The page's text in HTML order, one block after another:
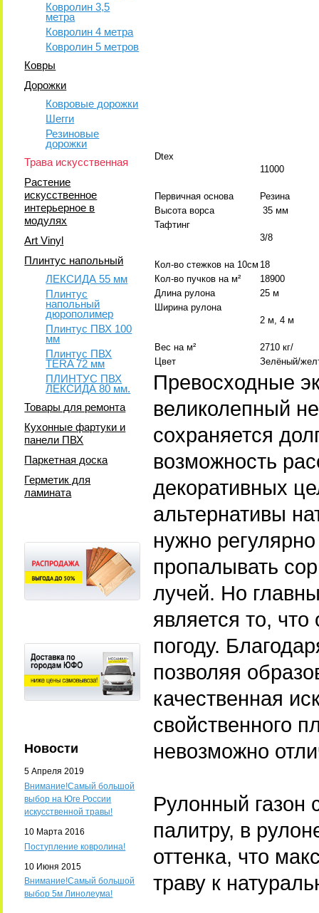
Ковролин 3,5
метра
Ковролин 4 метра
Ковролин 5 метров
Ковры
Дорожки
Ковровые дорожки
Шегги
Резиновые
дорожки
Трава искусственная
Растение
искусственное
интерьерное в
модулях
Art Vinyl
Плинтус напольный
ЛЕКСИДА 55 мм
Плинтус
напольный
дюрополимер
Плинтус ПВХ 100
мм
Плинтус ПВХ
TERA 72 мм
ПЛИНТУС ПВХ
ЛЕКСИДА 80 мм.
Товары для ремонта
Кухонные фартуки и
панели ПВХ
Паркетная доска
Герметик для
ламината
Новости
5 Апреля 2019
Внимание!Самый большой
выбор на Юге России
искусственной травы!
10 Марта 2016
Поступление ковролина!
10 Июня 2015
Внимание!Самый большой
выбор 5м Линолеума!
Dtex
11000
Первичная основа
Резина
Высота ворса
35 мм
Тафтинг
3/8
Кол-во стежков на 10см 18
Кол-во пучков на м²
18900
Длина рулона
25 м
Ширина рулона
2 м, 4 м
Вес на м²
2710 кг/
Цвет
Зелёный/
Превосходные
великолепный
сохраняется
возможность
декоративных
альтернативы
нужно
пропалывать
лучей. Но
является то,
погоду.
позволяя
качественная
свойственного
невозможно
Рулонный газон
палитру, в
оттенка, что
траву к